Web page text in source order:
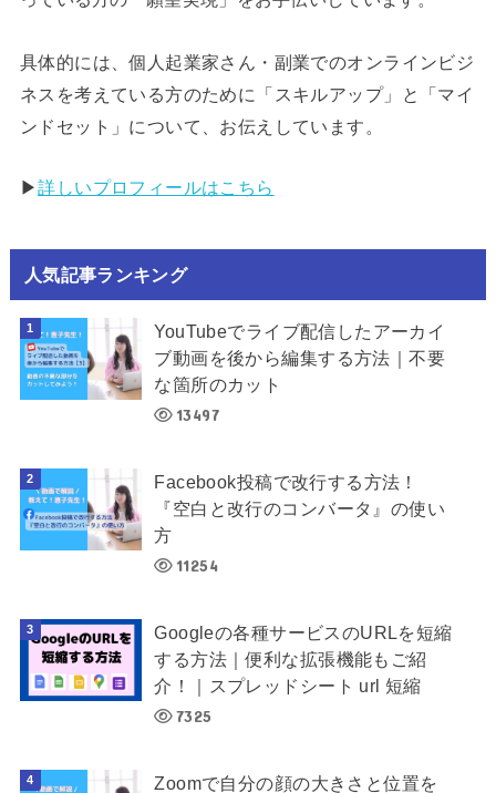
具体的には、個人起業家さん・副業でのオンラインビジ
ネスを考えている方のために「スキルアップ」と「マイ
ンドセット」について、お伝えしています。
▶︎詳しいプロフィールはこちら
人気記事ランキング
YouTubeでライブ配信したアーカイ
ブ動画を後から編集する方法｜不要
な箇所のカット
13497
Facebook投稿で改行する方法！
『空白と改行のコンバータ』の使い
方
11254
Googleの各種サービスのURLを短縮
する方法｜便利な拡張機能もご紹
介！｜スプレッドシート url 短縮
7325
Zoomで自分の顔の大きさと位置を